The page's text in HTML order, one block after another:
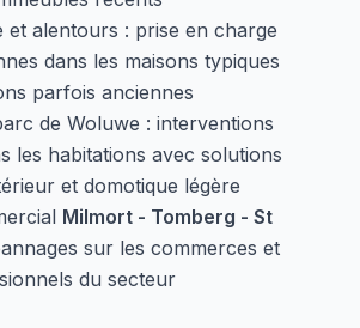
et alentours : prise en charge
dans les maisons typiques
parfois anciennes
de Woluwe : interventions
les habitations avec solutions
et domotique légère
Milmort - Tomberg - St
sur les commerces et
du secteur